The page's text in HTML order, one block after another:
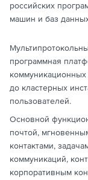
российских
машин и баз
программная
до кластерных
пользователей.
Основной
почтой,
контактами,
коммуникаций,
корпоративным